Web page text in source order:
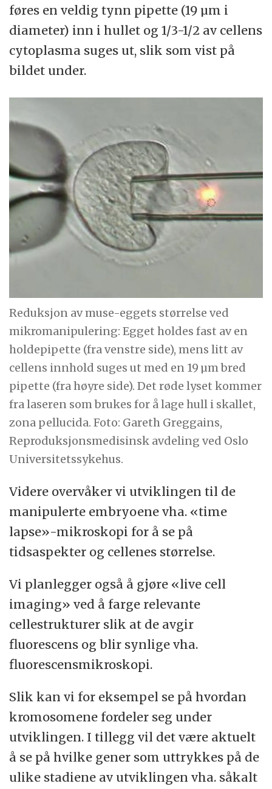
føres en veldig tynn pipette (19 µm i
diameter) inn i hullet og 1/3-1/2 av cellens
cytoplasma suges ut, slik som vist på
bildet under.
Reduksjon av muse-eggets størrelse ved
mikromanipulering: Egget holdes fast av en
holdepipette (fra venstre side), mens litt av
cellens innhold suges ut med en 19 µm bred
pipette (fra høyre side). Det røde lyset kommer
fra laseren som brukes for å lage hull i skallet,
zona pellucida. Foto: Gareth Greggains,
Reproduksjonsmedisinsk avdeling ved Oslo
Universitetssykehus.
Videre overvåker vi utviklingen til de
manipulerte embryoene vha. «time
lapse»-mikroskopi for å se på
tidsaspekter og cellenes størrelse.
Vi planlegger også å gjøre «live cell
imaging» ved å farge relevante
cellestrukturer slik at de avgir
fluorescens og blir synlige vha.
fluorescensmikroskopi.
Slik kan vi for eksempel se på hvordan
kromosomene fordeler seg under
utviklingen. I tillegg vil det være aktuelt
å se på hvilke gener som uttrykkes på de
ulike stadiene av utviklingen vha. såkalt